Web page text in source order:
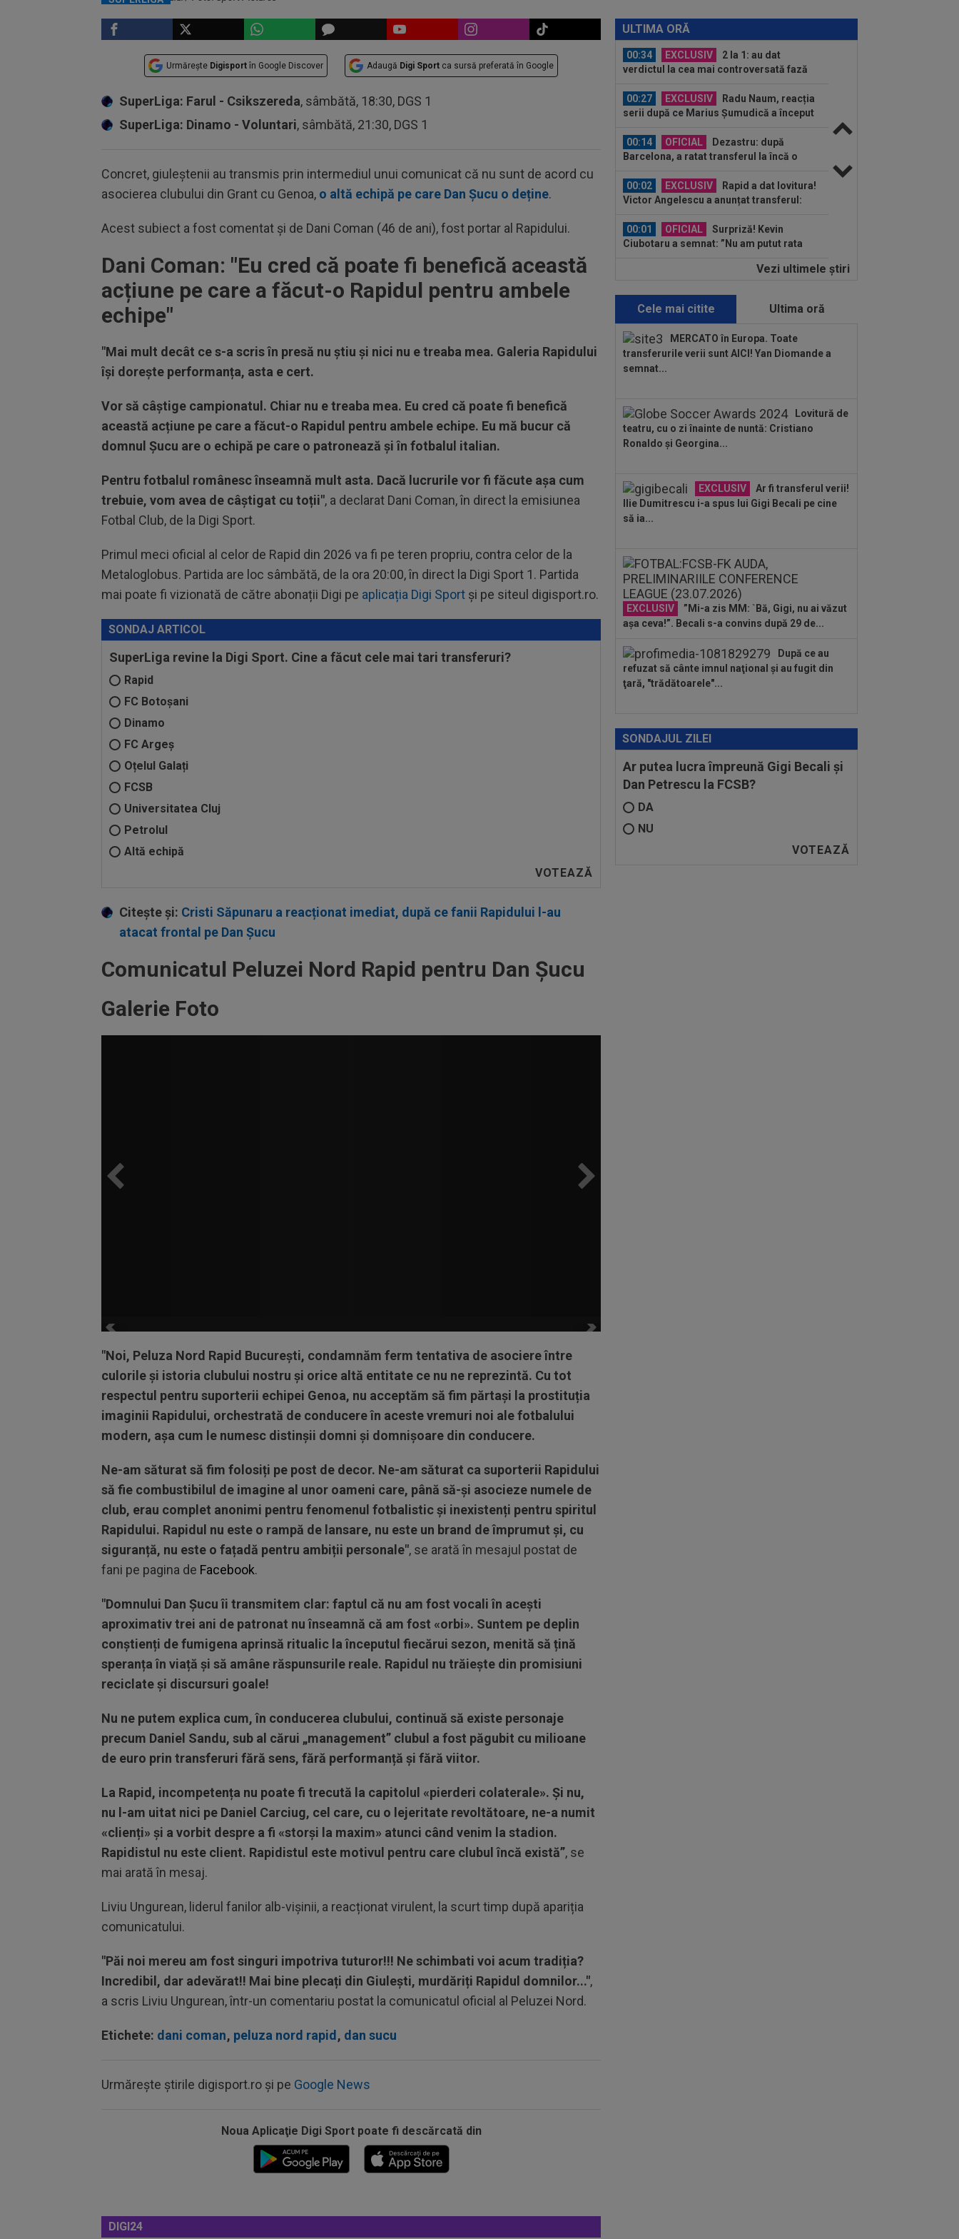
Urmărește Digisport în Google Discover Adaugă Digi Sport ca sursă preferată în Google
SuperLiga: Farul - Csikszereda, sâmbătă, 18:30, DGS 1
SuperLiga: Dinamo - Voluntari, sâmbătă, 21:30, DGS 1
Concret, giuleștenii au transmis prin intermediul unui comunicat că nu sunt de acord cu
asocierea clubului din Grant cu Genoa, o altă echipă pe care Dan Șucu o deține.
Acest subiect a fost comentat și de Dani Coman (46 de ani), fost portar al Rapidului.
Dani Coman: "Eu cred că poate fi benefică această
acțiune pe care a făcut-o Rapidul pentru ambele
echipe"
"Mai mult decât ce s-a scris în presă nu știu și nici nu e treaba mea. Galeria Rapidului
își dorește performanța, asta e cert.
Vor să câștige campionatul. Chiar nu e treaba mea. Eu cred că poate fi benefică
această acțiune pe care a făcut-o Rapidul pentru ambele echipe. Eu mă bucur că
domnul Șucu are o echipă pe care o patronează și în fotbalul italian.
Pentru fotbalul românesc înseamnă mult asta. Dacă lucrurile vor fi făcute așa cum
trebuie, vom avea de câștigat cu toții", a declarat Dani Coman, în direct la emisiunea
Fotbal Club, de la Digi Sport.
Primul meci oficial al celor de Rapid din 2026 va fi pe teren propriu, contra celor de la
Metaloglobus. Partida are loc sâmbătă, de la ora 20:00, în direct la Digi Sport 1. Partida
mai poate fi vizionată de către abonații Digi pe aplicația Digi Sport și pe siteul digisport.ro.
SONDAJ ARTICOL
SuperLiga revine la Digi Sport. Cine a făcut cele mai tari transferuri?
Rapid
FC Botoșani
Dinamo
FC Argeș
Oțelul Galați
FCSB
Universitatea Cluj
Petrolul
Altă echipă
Citește și: Cristi Săpunaru a reacționat imediat, după ce fanii Rapidului l-au
atacat frontal pe Dan Șucu
Comunicatul Peluzei Nord Rapid pentru Dan Șucu
Galerie Foto
"Noi, Peluza Nord Rapid București, condamnăm ferm tentativa de asociere între
culorile și istoria clubului nostru și orice altă entitate ce nu ne reprezintă. Cu tot
respectul pentru suporterii echipei Genoa, nu acceptăm să fim părtași la prostituția
imaginii Rapidului, orchestrată de conducere în aceste vremuri noi ale fotbalului
modern, așa cum le numesc distinșii domni și domnișoare din conducere.
Ne-am săturat să fim folosiți pe post de decor. Ne-am săturat ca suporterii Rapidului
să fie combustibilul de imagine al unor oameni care, până să-și asocieze numele de
club, erau complet anonimi pentru fenomenul fotbalistic și inexistenți pentru spiritul
Rapidului. Rapidul nu este o rampă de lansare, nu este un brand de împrumut și, cu
siguranță, nu este o fațadă pentru ambiții personale", se arată în mesajul postat de
fani pe pagina de Facebook.
"Domnului Dan Șucu îi transmitem clar: faptul că nu am fost vocali în acești
aproximativ trei ani de patronat nu înseamnă că am fost «orbi». Suntem pe deplin
conștienți de fumigena aprinsă ritualic la începutul fiecărui sezon, menită să țină
speranța în viață și să amâne răspunsurile reale. Rapidul nu trăiește din promisiuni
reciclate și discursuri goale!
Nu ne putem explica cum, în conducerea clubului, continuă să existe personaje
precum Daniel Sandu, sub al cărui „management” clubul a fost păgubit cu milioane
de euro prin transferuri fără sens, fără performanță și fără viitor.
La Rapid, incompetența nu poate fi trecută la capitolul «pierderi colaterale». Și nu,
nu l-am uitat nici pe Daniel Carciug, cel care, cu o lejeritate revoltătoare, ne-a numit
«clienți» și a vorbit despre a fi «storși la maxim» atunci când venim la stadion.
Rapidistul nu este client. Rapidistul este motivul pentru care clubul încă există”, se
mai arată în mesaj.
Liviu Ungurean, liderul fanilor alb-vișinii, a reacționat virulent, la scurt timp după apariția
comunicatului.
"Păi noi mereu am fost singuri impotriva tuturor!!! Ne schimbati voi acum tradiția?
Incredibil, dar adevărat!! Mai bine plecați din Giulești, murdăriți Rapidul domnilor...",
a scris Liviu Ungurean, într-un comentariu postat la comunicatul oficial al Peluzei Nord.
Etichete: dani coman, peluza nord rapid, dan sucu
Urmărește știrile digisport.ro și pe Google News
Noua Aplicaţie Digi Sport poate fi descărcată din
DIGI24
ULTIMA ORĂ
FCSB! A făcut anunțul ÎN DIRECT: ”Îi dau
eu lui Gigi unul bun”
00:34
EXCLUSIV
2 la 1: au dat
verdictul la cea mai controversată fază
00:27
EXCLUSIV
Radu Naum, reacția
serii după ce Marius Șumudică a început
00:14
OFICIAL
Dezastru: după
Barcelona, a ratat transferul la încă o
00:02
EXCLUSIV
Rapid a dat lovitura!
Victor Angelescu a anunțat transferul:
00:01
OFICIAL
Surpriză! Kevin
Ciubotaru a semnat: ”Nu am putut rata
Rușii îl provoacă pe David
23:54
L-a ”vrăjit” pe Pancu în 45 de
minute: ”N-ai cum să dai greș cu așa
ceva” +...
23:39
Alex Dobre a vorbit despre
plecarea de la Rapid, după 0-0 cu UTA:
”explodat”, după UTA - Rapid: ”Mamă,
aoleu! Puțin respect nu...
00:41
EXCLUSIV
Atacant pentru
00:34
EXCLUSIV
2 la 1: au dat
verdictul la cea mai controversată fază
din UTA - Rapid...
negocierile cu CFR...
00:14
OFICIAL
Dezastru: după
Barcelona, a ratat transferul la încă o
echipă de UCL! Picat la...
Vezi ultimele ştiri
Cele mai citite Ultima oră
MERCATO în Europa. Toate
transferurile verii sunt AICI! Yan Diomande a
semnat...
Lovitură de
teatru, cu o zi înainte de nuntă: Cristiano
Ronaldo și Georgina...
EXCLUSIV
Ar fi transferul verii!
Ilie Dumitrescu i-a spus lui Gigi Becali pe cine
să ia...
EXCLUSIV
”Mi-a zis MM: `Bă, Gigi, nu ai văzut
așa ceva!”. Becali s-a convins după 29 de...
După ce au
refuzat să cânte imnul naţional şi au fugit din
ţară, "trădătoarele"...
SONDAJUL ZILEI
Ar putea lucra împreună Gigi Becali și
Dan Petrescu la FCSB?
DA
NU